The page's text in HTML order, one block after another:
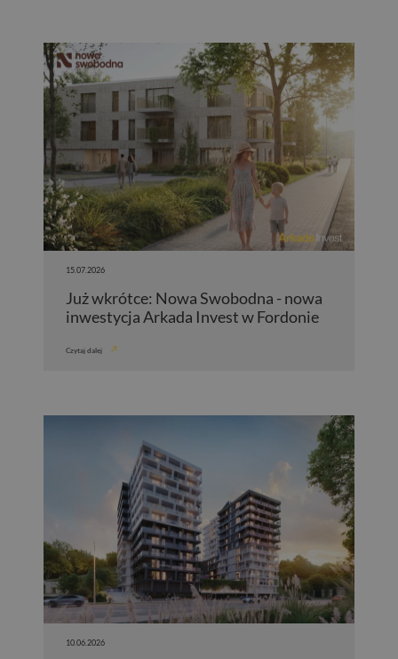
15.07.2026
Już wkrótce: Nowa Swobodna - nowa
inwestycja Arkada Invest w Fordonie
Czytaj dalej
10.06.2026